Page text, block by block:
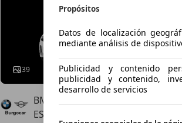
39
BMW MINI BURGOCAR
ES-09007 BURGOS
Propósitos
Datos de localización
mediante análisis de
Publicidad y contenido
publicidad y contenido,
desarrollo de servicios